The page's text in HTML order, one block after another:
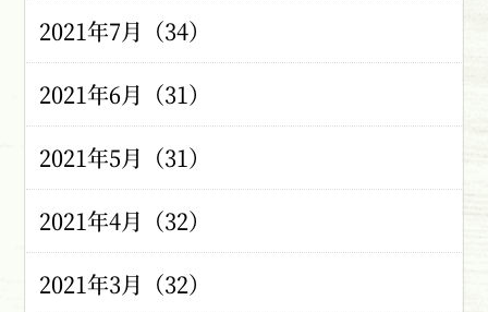
2021年7月（34）
2021年6月（31）
2021年5月（31）
2021年4月（32）
2021年3月（32）